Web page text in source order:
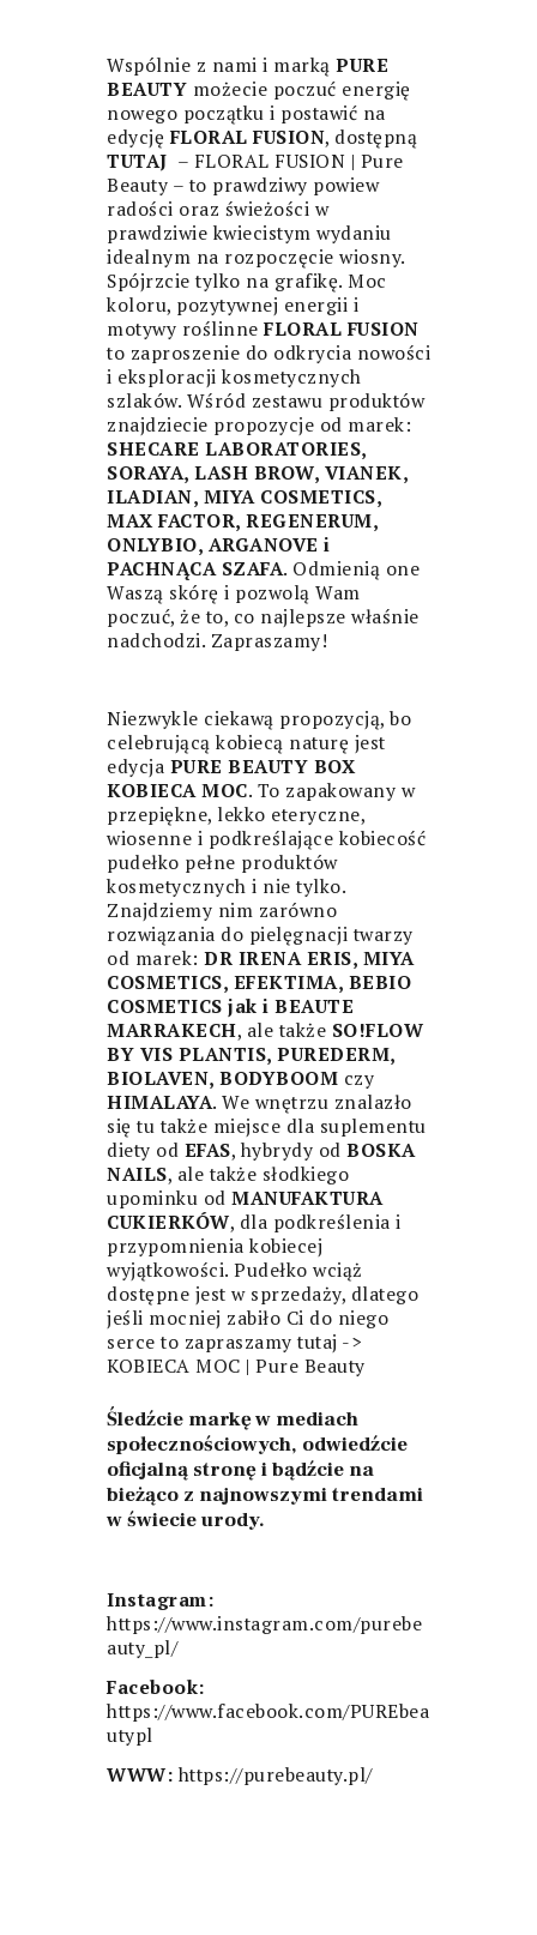
Wspólnie z nami i marką PURE
BEAUTY możecie poczuć energię
nowego początku i postawić na
edycję FLORAL FUSION, dostępną
TUTAJ – FLORAL FUSION | Pure
Beauty – to prawdziwy powiew
radości oraz świeżości w
prawdziwie kwiecistym wydaniu
idealnym na rozpoczęcie wiosny.
Spójrzcie tylko na grafikę. Moc
koloru, pozytywnej energii i
motywy roślinne FLORAL FUSION
to zaproszenie do odkrycia nowości
i eksploracji kosmetycznych
szlaków. Wśród zestawu produktów
znajdziecie propozycje od marek:
SHECARE LABORATORIES,
SORAYA, LASH BROW, VIANEK,
ILADIAN, MIYA COSMETICS,
MAX FACTOR, REGENERUM,
ONLYBIO, ARGANOVE i
PACHNĄCA SZAFA. Odmienią one
Waszą skórę i pozwolą Wam
poczuć, że to, co najlepsze właśnie
nadchodzi. Zapraszamy!
Niezwykle ciekawą propozycją, bo
celebrującą kobiecą naturę jest
edycja PURE BEAUTY BOX
KOBIECA MOC. To zapakowany w
przepiękne, lekko eteryczne,
wiosenne i podkreślające kobiecość
pudełko pełne produktów
kosmetycznych i nie tylko.
Znajdziemy nim zarówno
rozwiązania do pielęgnacji twarzy
od marek: DR IRENA ERIS, MIYA
COSMETICS, EFEKTIMA, BEBIO
COSMETICS jak i BEAUTE
MARRAKECH, ale także SO!FLOW
BY VIS PLANTIS, PUREDERM,
BIOLAVEN, BODYBOOM czy
HIMALAYA. We wnętrzu znalazło
się tu także miejsce dla suplementu
diety od EFAS, hybrydy od BOSKA
NAILS, ale także słodkiego
upominku od MANUFAKTURA
CUKIERKÓW, dla podkreślenia i
przypomnienia kobiecej
wyjątkowości. Pudełko wciąż
dostępne jest w sprzedaży, dlatego
jeśli mocniej zabiło Ci do niego
serce to zapraszamy tutaj ->
KOBIECA MOC | Pure Beauty
Śledźcie markę w mediach
społecznościowych, odwiedźcie
oficjalną stronę i bądźcie na
bieżąco z najnowszymi trendami
w świecie urody.
Instagram:
https://www.instagram.com/purebe
auty_pl/
Facebook:
https://www.facebook.com/PUREbea
utypl
WWW: https://purebeauty.pl/